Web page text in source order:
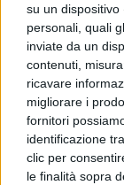
su un
personali, quali
inviate da un
contenuti,
ricavare
migliorare i
fornitori
identificazione
clic per
le finalità sopra
NEWS
Guasto
NEWS
una
POLITICA